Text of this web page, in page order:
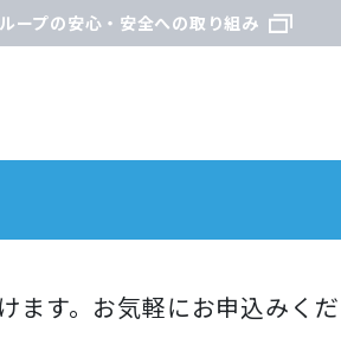
ープの安心・安全への取り組み
ます。 お気軽にお申込みく